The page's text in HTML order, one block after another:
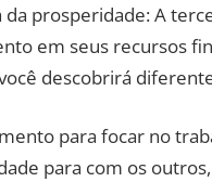
da prosperidade: A
em seus recursos
descobrirá
para focar no
para com os